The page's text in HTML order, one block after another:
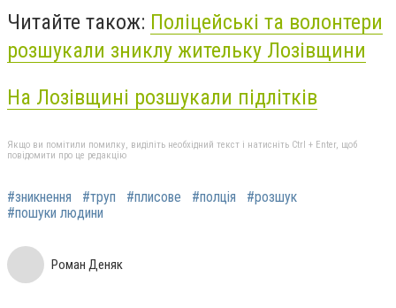
Читайте також: Поліцейські та волонтери
розшукали зниклу жительку Лозівщини
На Лозівщині розшукали підлітків
Якщо ви помітили помилку, виділіть необхідний текст і натисніть Ctrl + Enter, щоб
повідомити про це редакцію
#зникнення #труп #плисове #полція
#розшук
#пошуки людини
Роман Деняк